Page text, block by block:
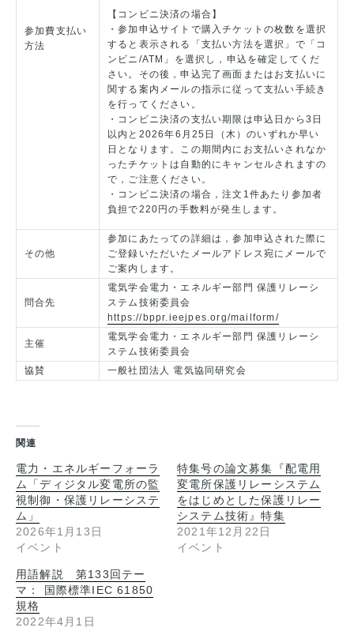
参加費支払い
方法
【コンビニ決済の場合】
・参加申込サイトで購入チケットの枚数を選択
すると表示される「支払い方法を選択」で「コ
ンビニ/ATM」を選択し，申込を確定してくだ
さい。その後，申込完了画面またはお支払いに
関する案内メールの指示に従って支払い手続き
を行ってください。
・コンビニ決済の支払い期限は申込日から3日
以内と2026年6月25日（木）のいずれか早い
日となります。この期間内にお支払いされなか
ったチケットは自動的にキャンセルされますの
で，ご注意ください。
・コンビニ決済の場合，注文1件あたり参加者
負担で220円の手数料が発生します。
その他
参加にあたっての詳細は，参加申込された際に
ご登録いただいたメールアドレス宛にメールで
ご案内します。
問合先
電気学会電力・エネルギー部門 保護リレーシ
ステム技術委員会
https://bppr.ieejpes.org/mailform/
主催
電気学会電力・エネルギー部門 保護リレーシ
ステム技術委員会
協賛
一般社団法人 電気協同研究会
関連
電力・エネルギーフォーラ
ム「ディジタル変電所の監
視制御・保護リレーシステ
ム」
2026年1月13日
イベント
特集号の論文募集『配電用
変電所保護リレーシステム
をはじめとした保護リレー
システム技術』特集
2021年12月22日
イベント
用語解説 第133回テー
マ： 国際標準IEC 61850
規格
2022年4月1日